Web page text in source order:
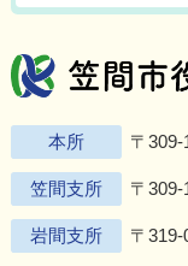
本所 〒
笠間支所 〒
岩間支所 〒